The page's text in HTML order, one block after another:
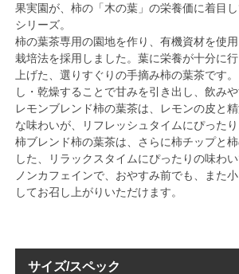
果実園が、柿の「木の葉」の栄養価に着目
シリーズ。
柿の葉茶専用の園地を作り、有機資材を使
栽培法を採用しました。葉に栄養が十分に
上げた、選りすぐりの手摘み柿の葉茶です
し・乾燥することで甘みを引き出し、飲みや
レモンブレンド柿の葉茶は、レモンの皮と
な味わいが、リフレッシュタイムにぴったり
柿ブレンド柿の葉茶は、さらに柿チップと
した、リラックスタイムにぴったりの味わい
ノンカフェインで、おやすみ前でも、また
してお召し上がりいただけます。
サイズ/スペック